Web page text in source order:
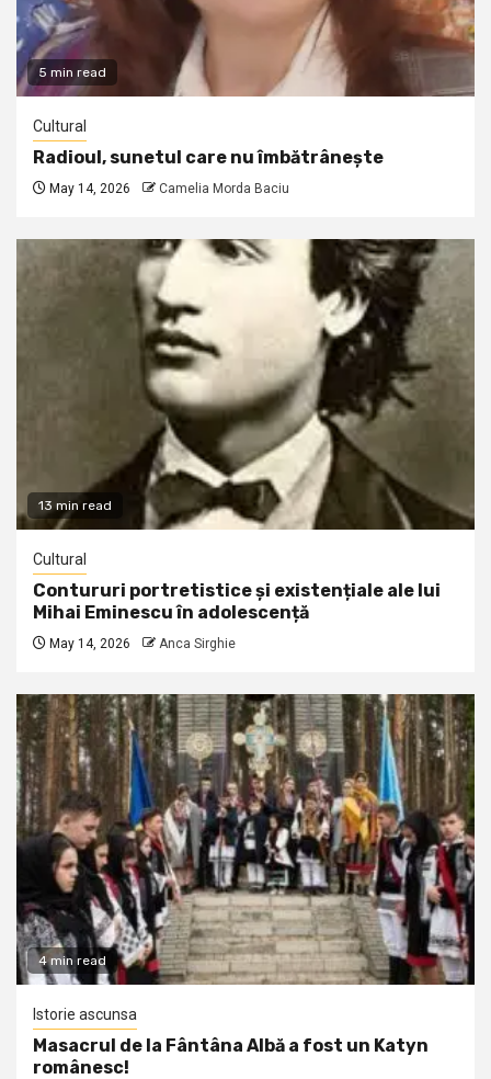
5 min read
Cultural
Radioul, sunetul care nu îmbătrânește
May 14, 2026 Camelia Morda Baciu
13 min read
Cultural
Contururi portretistice și existențiale ale lui
Mihai Eminescu în adolescență
May 14, 2026 Anca Sirghie
4 min read
Istorie ascunsa
Masacrul de la Fântâna Albă a fost un Katyn
românesc!